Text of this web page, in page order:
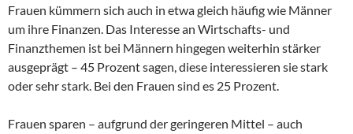
Frauen kümmern sich auch in etwa gleich häufig wie Männer
um ihre Finanzen. Das Interesse an Wirtschafts- und
Finanzthemen ist bei Männern hingegen weiterhin stärker
ausgeprägt – 45 Prozent sagen, diese interessieren sie stark
oder sehr stark. Bei den Frauen sind es 25 Prozent.
Frauen sparen – aufgrund der geringeren Mittel – auch